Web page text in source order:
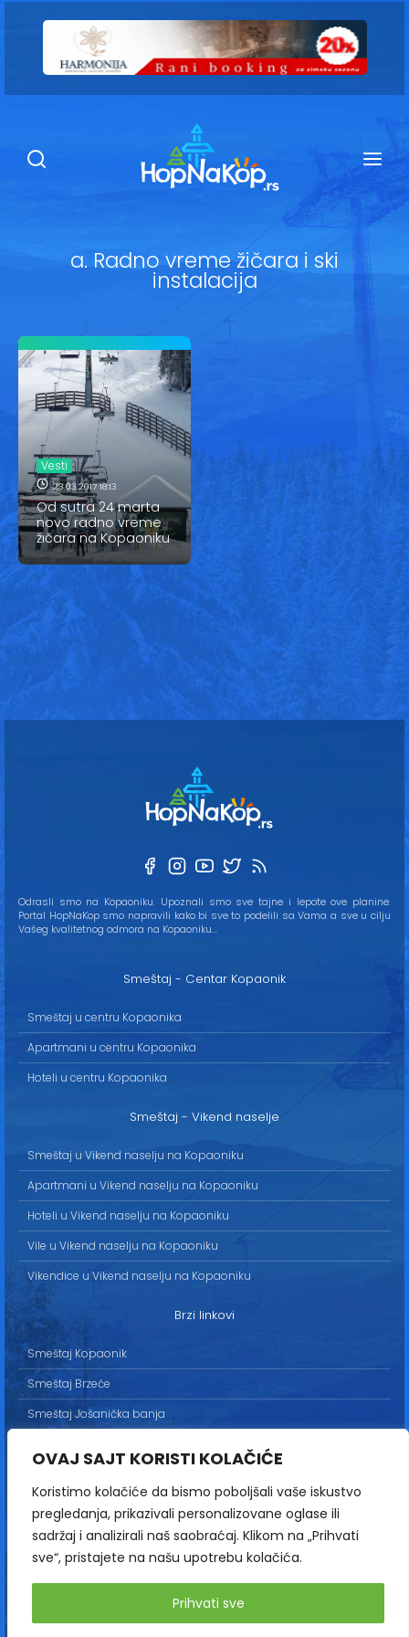
OVAJ SAJT KORISTI KOLAČIĆE
Koristimo kolačiće da bismo poboljšali vaše iskustvo
pregledanja, prikazivali personalizovane oglase ili
sadržaj i analizirali naš saobraćaj. Klikom na „Prihvati
sve“, pristajete na našu upotrebu kolačića.
Prihvati sve
Ugostiteljstvo
Kop Info
Ski info
a. Radno vreme žičara i ski
instalacija
Vesti
23.03.2017 18:13
Od sutra 24 marta
novo radno vreme
žičara na Kopaoniku
Odrasli smo na Kopaoniku. Upoznali smo sve tajne i lepote ove planine.
Portal HopNaKop smo napravili kako bi sve to podelili sa Vama a sve u cilju
Vašeg kvalitetnog odmora na Kopaoniku...
Smeštaj - Centar Kopaonik
Smeštaj u centru Kopaonika
Apartmani u centru Kopaonika
Hoteli u centru Kopaonika
Smeštaj - Vikend naselje
Smeštaj u Vikend naselju na Kopaoniku
Apartmani u Vikend naselju na Kopaoniku
Hoteli u Vikend naselju na Kopaoniku
Vile u Vikend naselju na Kopaoniku
Vikendice u Vikend naselju na Kopaoniku
Brzi linkovi
Smeštaj Kopaonik
Smeštaj Brzeće
Smeštaj Jošanička banja
Kontakt
Sva prava zadržana / All rights reserved